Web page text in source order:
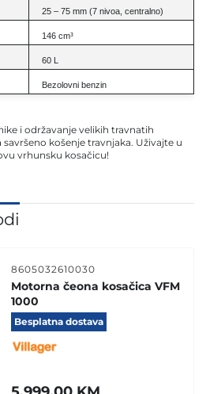
25 – 75 mm (7 nivoa, centralno)
146 cm³
60 L
Bezolovni benzin
i održavanje velikih travnatih
košenje travnjaka. Uživajte u
vrhunsku kosačicu!
8605032610030
Motorna čeona kosačica VFM
1000
Besplatna dostava